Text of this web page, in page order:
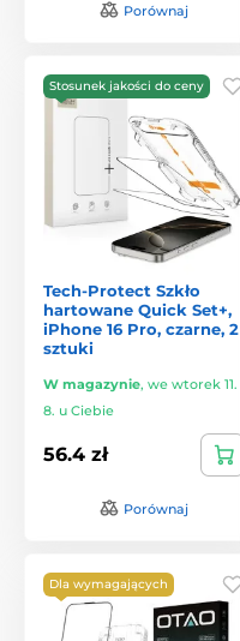
Porównaj
Stosunek jakości do ceny
Tech-Protect Szkło
hartowane Quick Set+,
iPhone 16 Pro, czarne, 2
sztuki
W magazynie, we wtorek 11.
8. u Ciebie
56.4 zł
Porównaj
Dla wymagających